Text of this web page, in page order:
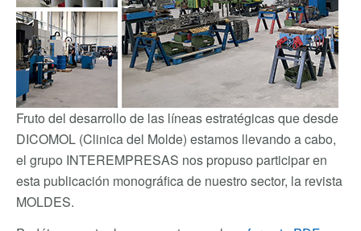
Fruto del desarrollo de las líneas estratégicas que desde
DICOMOL (Clinica del Molde) estamos llevando a cabo,
el grupo INTEREMPRESAS nos propuso participar en
esta publicación monográfica de nuestro sector, la revista
MOLDES.